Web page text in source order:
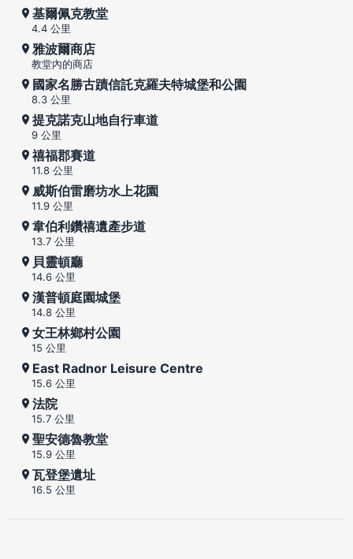
基爾佩克教堂
4.4 公里
雅波爾商店
教堂內的商店
國家名勝古蹟信託克羅夫特城堡和公園
8.3 公里
提克諾克山地自行車道
9 公里
禧福郡賽道
11.8 公里
威斯伯雷磨坊水上花園
11.9 公里
韋伯利鑽禧遺產步道
13.7 公里
貝靈頓廳
14.6 公里
漢普頓庭園城堡
14.8 公里
女王林鄉村公園
15 公里
East Radnor Leisure Centre
15.6 公里
法院
15.7 公里
聖安德魯教堂
15.9 公里
瓦登堡遺址
16.5 公里